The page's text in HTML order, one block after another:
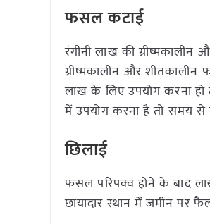
फसल कटाई
रंगीनी लाख की
ग्रीष्मकालीन और
लाख के लिए उपयोग करना
में उपयोग करना है तो समय से
छिलाई
फसल परिपक्व होने के बाद
छायादार स्थान में जमीन पर